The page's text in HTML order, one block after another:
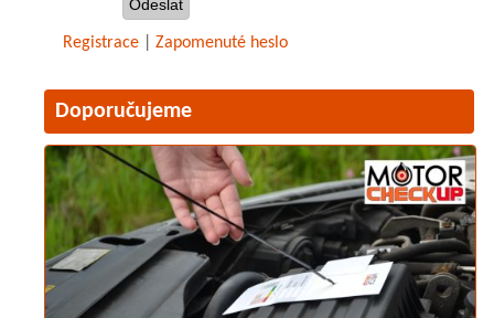
Registrace Zapomenuté heslo
Doporučujeme